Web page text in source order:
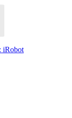
iRobot